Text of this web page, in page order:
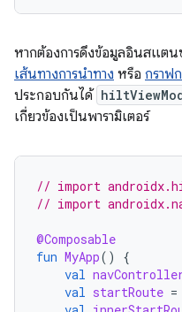
หากต้องการดึงข้อมูลอินสแตน
เส้นทางการนำทาง หรือ กราฟ
ประกอบกันได้
เกี่ยวข้องเป็นพารามิเตอร์
// import
// import
@Composable
fun MyApp()
{
val
val startRoute =